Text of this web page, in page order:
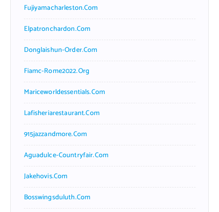
Fujiyamacharleston.com
Elpatronchardon.com
Donglaishun-Order.com
Fiamc-Rome2022.org
Mariceworldessentials.com
Lafisheriarestaurant.com
915jazzandmore.com
Aguadulce-Countryfair.com
Jakehovis.com
Bosswingsduluth.com